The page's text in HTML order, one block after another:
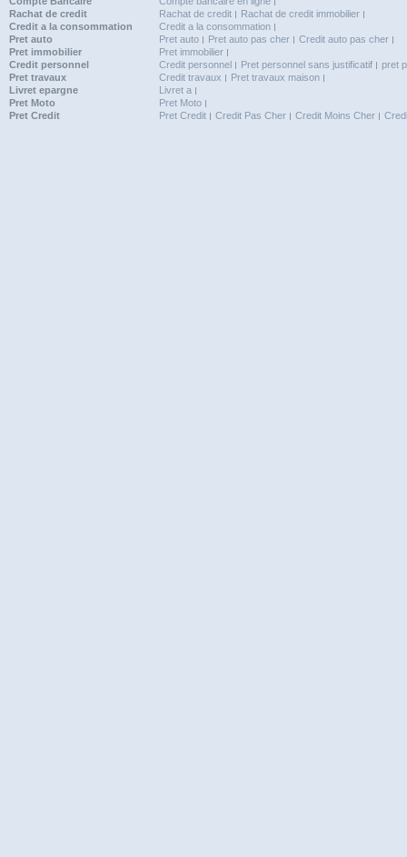
Rachat de credit
Rachat de credit
Rachat de credit immobilier
Credit a la consommation
Credit a la consommation
Pret auto
Pret auto Pret auto pas cher
Credit auto pas cher
Pret immobilier
Pret immobilier
Credit personnel
Credit personnel Pret personnel sans justificatif
pret
Pret travaux
Credit travaux
Pret travaux maison
Livret epargne
Livret a
Pret Moto
Pret Moto
Pret Credit
Pret Credit Credit Pas Cher Credit Moins Cher